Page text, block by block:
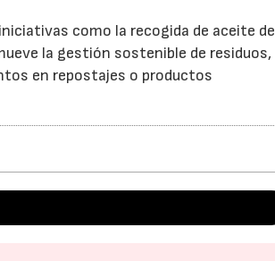
como la recogida de aceite de
la gestión sostenible de residuos,
en repostajes o productos